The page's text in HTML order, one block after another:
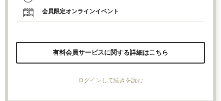
会員限定オンラインイベント
有料会員サービスに関する詳細はこちら
ログインして続きを読む